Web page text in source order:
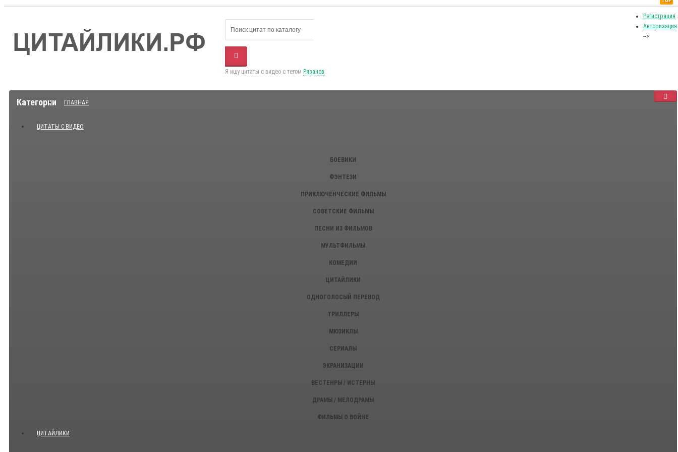
Регистрация
Авторизация
-->
Я ищу цитаты с видео с тегом Рязанов
Категории ГЛАВНАЯ
ЦИТАТЫ С ВИДЕО
БОЕВИКИ
ФЭНТЕЗИ
ПРИКЛЮЧЕНЧЕСКИЕ ФИЛЬМЫ
СОВЕТСКИЕ ФИЛЬМЫ
ПЕСНИ ИЗ ФИЛЬМОВ
МУЛЬТФИЛЬМЫ
КОМЕДИИ
ЦИТАЙЛИКИ
ОДНОГОЛОСЫЙ ПЕРЕВОД
ТРИЛЛЕРЫ
МЮЗИКЛЫ
СЕРИАЛЫ
ЭКРАНИЗАЦИИ
ВЕСТЕНРЫ / ИСТЕРНЫ
ДРАМЫ / МЕЛОДРАМЫ
ФИЛЬМЫ О ВОЙНЕ
ЦИТАЙЛИКИ